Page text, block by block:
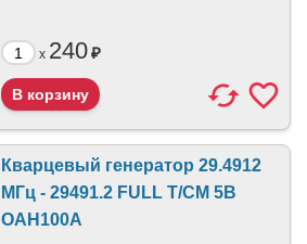
x 240₽
Кварцевый генератор 29.4912
МГц - 29491.2 FULL T/CM 5В
OAH100A